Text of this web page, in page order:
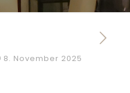
8. November 2025